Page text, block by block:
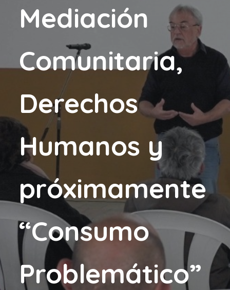
Mediación
Comunitaria,
Derechos
Humanos y
próximamente
“Consumo
Problemático”